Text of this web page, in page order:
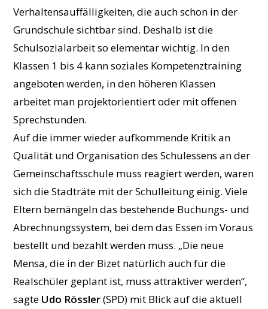
Verhaltensauffälligkeiten, die auch schon in der
Grundschule sichtbar sind. Deshalb ist die
Schulsozialarbeit so elementar wichtig. In den
Klassen 1 bis 4 kann soziales Kompetenztraining
angeboten werden, in den höheren Klassen
arbeitet man projektorientiert oder mit offenen
Sprechstunden.
Auf die immer wieder aufkommende Kritik an
Qualität und Organisation des Schulessens an der
Gemeinschaftsschule muss reagiert werden, waren
sich die Stadträte mit der Schulleitung einig. Viele
Eltern bemängeln das bestehende Buchungs- und
Abrechnungssystem, bei dem das Essen im Voraus
bestellt und bezahlt werden muss. „Die neue
Mensa, die in der Bizet natürlich auch für die
Realschüler geplant ist, muss attraktiver werden“,
sagte Udo Rössler(SPD) mit Blick auf die aktuell